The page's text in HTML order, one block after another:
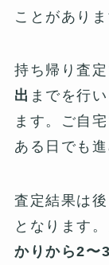
ことがありま
持ち帰り査
出 までを行
ます。ご自
ある日でも
査定結果は
となります
かりから2〜